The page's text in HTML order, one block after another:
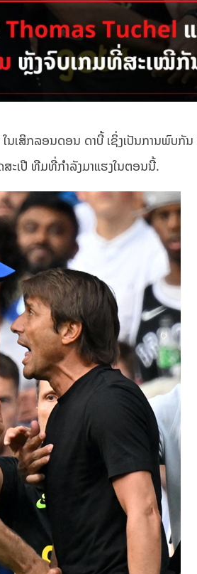
ນເສິກລອນດອນ ດາບີ້ ເຊິ່ງເປັນການພົບ
ເປີ ທີມທີ່ກຳລັງມາແຮງໃນຕອນນີ້.